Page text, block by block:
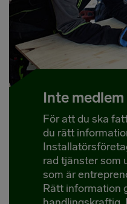
Inte
För att du ska
du rätt
rad tjänster som
som är
Rätt information